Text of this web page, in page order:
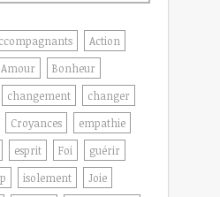
Action
Amour
Bonheur
changement
changer
Croyances
empathie
esprit Foi
guérir
isolement
Joie